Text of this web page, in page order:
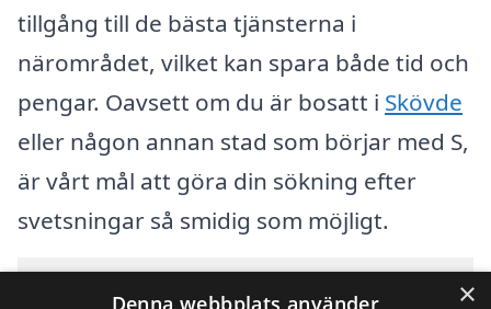
tillgång till de bästa tjänsterna i
närområdet, vilket kan spara både tid och
pengar. Oavsett om du är bosatt i Skövde
eller någon annan stad som börjar med S,
är vårt mål att göra din sökning efter
svetsningar så smidig som möjligt.
×
Denna webbplats använder